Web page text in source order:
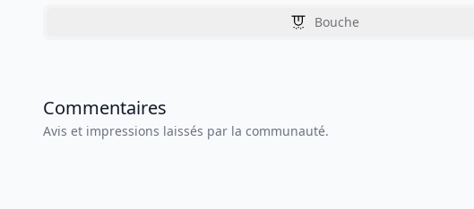
Bouche
Commentaires
Avis et impressions laissés par la communauté.